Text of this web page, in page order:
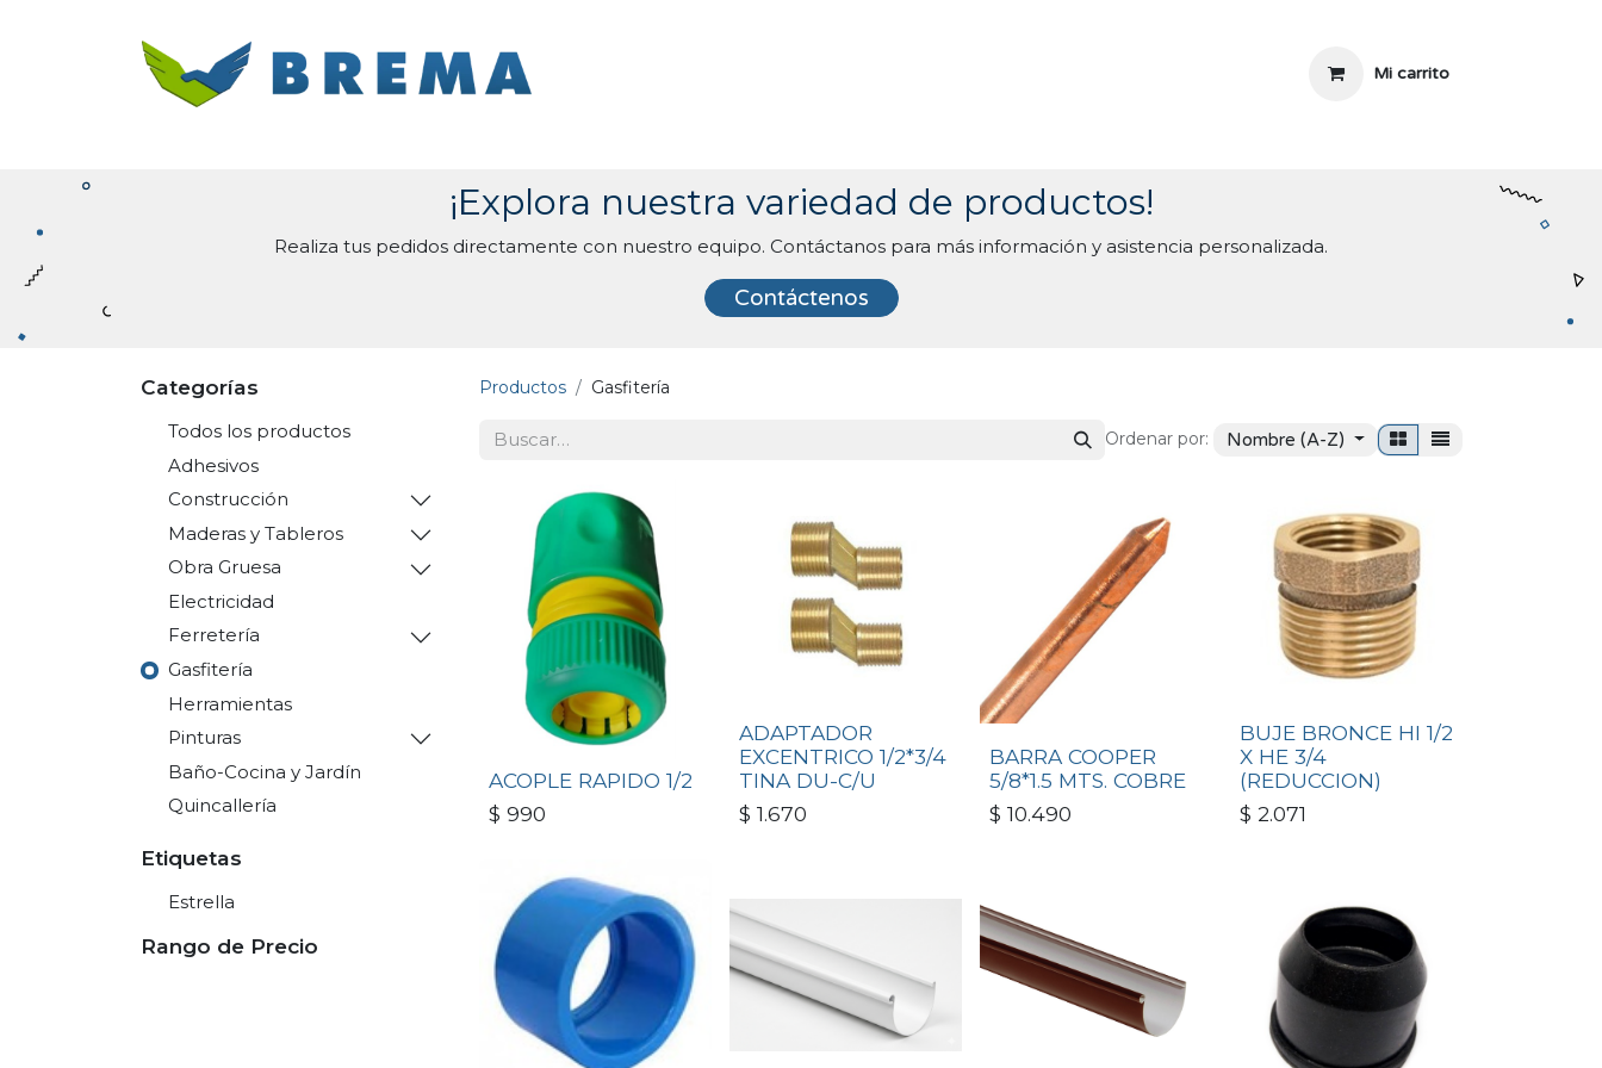
Mi carrito
¡Explora nuestra variedad de productos!
Realiza tus pedidos directamente con nuestro equipo. Contáctanos para más información y asistencia personalizada.
Contáctenos
Categorías
Todos los productos
Adhesivos
Construcción
Maderas y Tableros
Obra Gruesa
Electricidad
Ferretería
Gasfitería
Herramientas
Pinturas
Baño-Cocina y Jardín
Quincallería
Etiquetas
Estrella
Rango de Precio
Productos Gasfitería
Ordenar por: Nombre (A-Z)
ACOPLE RAPIDO 1/2
$ 990
ADAPTADOR
EXCENTRICO 1/2*3/4
TINA DU-C/U
$ 1.670
BARRA COOPER
5/8*1.5 MTS. COBRE
$ 10.490
BUJE BRONCE HI 1/2
X HE 3/4
(REDUCCION)
$ 2.071